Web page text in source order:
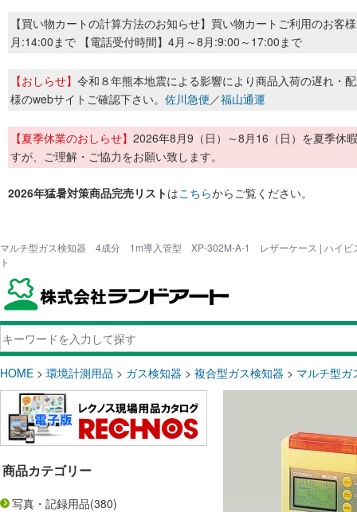
【買い物カートの計算方法のお知らせ】買い物カートご利用のお客
月:14:00まで 【電話受付時間】4月～8月:9:00～17:00まで
【おしらせ】 令和８年熊本地震による影響により商品入荷の遅れ・
様のwebサイトご確認下さい。 佐川急便／福山通運
【夏季休業のおしらせ】 2026年8月9（日）～8月16（日）を夏季休
すが、ご理解・ご協力をお願い致します。
2026年猛暑対策商品完売リストはこちらからご覧ください。
マルチ型ガス検知器 4成分 1m導入管型 XP-302M-A-1 レザーケース | ハイビ
ト
HOME > 環境計測用品 > ガス検知器 > 複合型ガス検知器 > マルチ型ガ
商品カテゴリー
写真・記録用品(380)